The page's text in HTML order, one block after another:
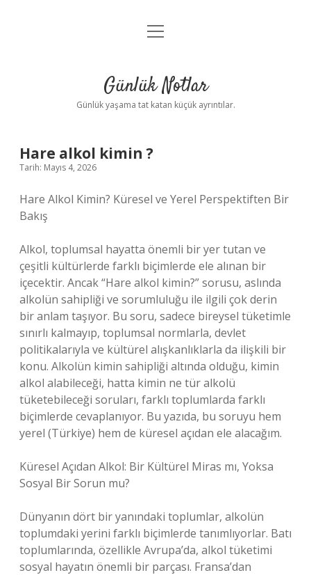
Anasayfa
Yasal Uyarı
menüyü
Günlük Notlar
Günlük yaşama tat katan küçük ayrıntılar.
Hare alkol kimin ?
Tarih: Mayıs 4, 2026
Hare Alkol Kimin? Küresel ve Yerel Perspektiften Bir
Bakış
Alkol, toplumsal hayatta önemli bir yer tutan ve
çeşitli kültürlerde farklı biçimlerde ele alınan bir
içecektir. Ancak “Hare alkol kimin?” sorusu, aslında
alkolün sahipliği ve sorumluluğu ile ilgili çok derin
bir anlam taşıyor. Bu soru, sadece bireysel tüketimle
sınırlı kalmayıp, toplumsal normlarla, devlet
politikalarıyla ve kültürel alışkanlıklarla da ilişkili bir
konu. Alkolün kimin sahipliği altında olduğu, kimin
alkol alabileceği, hatta kimin ne tür alkolü
tüketebileceği soruları, farklı toplumlarda farklı
biçimlerde cevaplanıyor. Bu yazıda, bu soruyu hem
yerel (Türkiye) hem de küresel açıdan ele alacağım.
Küresel Açıdan Alkol: Bir Kültürel Miras mı, Yoksa
Sosyal Bir Sorun mu?
Dünyanın dört bir yanındaki toplumlar, alkolün
toplumdaki yerini farklı biçimlerde tanımlıyorlar. Batı
toplumlarında, özellikle Avrupa’da, alkol tüketimi
sosyal hayatın önemli bir parçası. Fransa’dan